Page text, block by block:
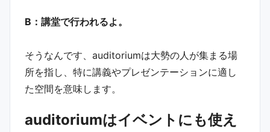
B：講堂で行われるよ。
そうなんです、auditoriumは大勢の人が集まる場
所を指し、特に講義やプレゼンテーションに適し
た空間を意味します。
auditoriumはイベントにも使え